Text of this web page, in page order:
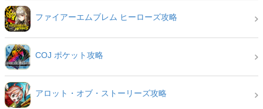
ファイアーエムブレム ヒーローズ攻略
COJ ポケット攻略
アロット・オブ・ストーリーズ攻略